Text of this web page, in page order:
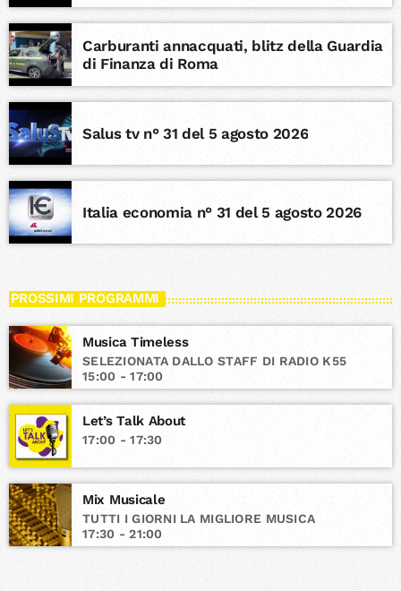
Carburanti annacquati, blitz della Guardia
di Finanza di Roma
Salus tv n° 31 del 5 agosto 2026
Italia economia n° 31 del 5 agosto 2026
PROSSIMI PROGRAMMI
Musica Timeless
SELEZIONATA DALLO STAFF DI RADIO K55
15:00 - 17:00
Let’s Talk About
17:00 - 17:30
Mix Musicale
TUTTI I GIORNI LA MIGLIORE MUSICA
17:30 - 21:00